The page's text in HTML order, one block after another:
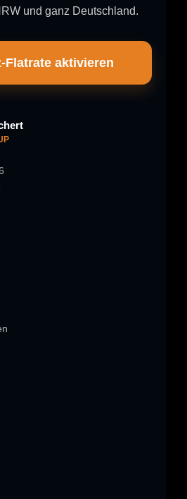
und ganz Deutschland.
Flatrate aktivieren